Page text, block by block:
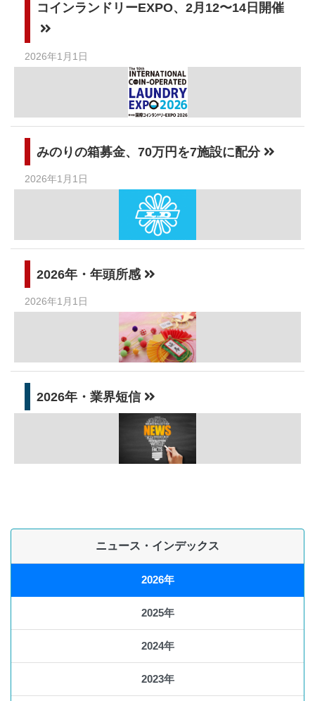
コインランドリーEXPO、2月12〜14日開催
2026年1月1日
みのりの箱募金、70万円を7施設に配分
2026年1月1日
2026年・年頭所感
2026年1月1日
2026年・業界短信
ニュース・インデックス
2026年
2025年
2024年
2023年